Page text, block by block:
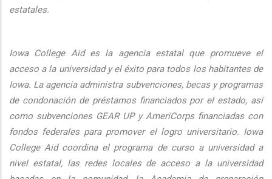
estatales.
Iowa College Aid es la agencia estatal que promueve el
acceso a la universidad y el éxito para todos los habitantes de
Iowa. La agencia administra subvenciones, becas y programas
de condonación de préstamos financiados por el estado, así
como subvenciones GEAR UP y AmeriCorps financiadas con
fondos federales para promover el logro universitario. Iowa
College Aid coordina el programa de curso a universidad a
nivel estatal, las redes locales de acceso a la universidad